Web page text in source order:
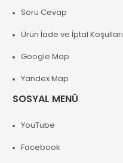
Soru Cevap
Ürün İade ve İptal Koşulları
Google Map
Yandex Map
SOSYAL MENÜ
YouTube
Facebook